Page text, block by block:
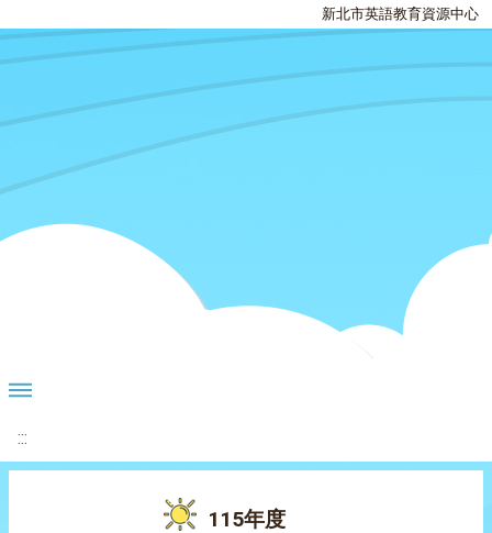
新北市英語教育資源中心
:::
115年度